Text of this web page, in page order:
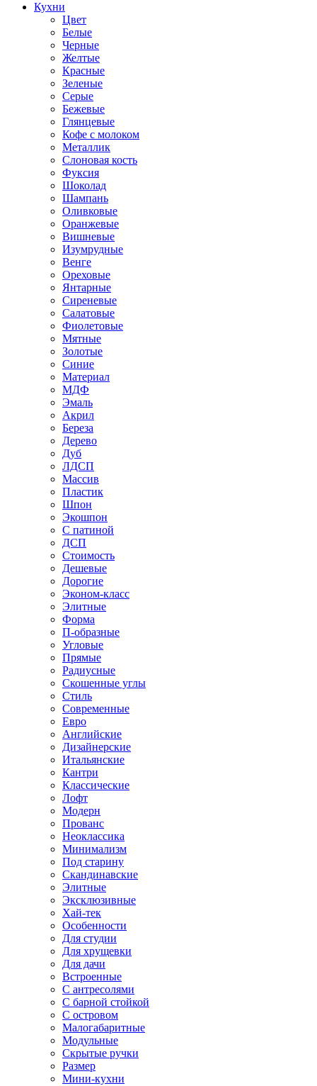
Кухни
Цвет
Белые
Черные
Желтые
Красные
Зеленые
Серые
Бежевые
Глянцевые
Кофе с молоком
Металлик
Слоновая кость
Фуксия
Шоколад
Шампань
Оливковые
Оранжевые
Вишневые
Изумрудные
Венге
Ореховые
Янтарные
Сиреневые
Салатовые
Фиолетовые
Мятные
Золотые
Синие
Материал
МДФ
Эмаль
Акрил
Береза
Дерево
Дуб
ЛДСП
Массив
Пластик
Шпон
Экошпон
С патиной
ДСП
Стоимость
Дешевые
Дорогие
Эконом-класс
Элитные
Форма
П-образные
Угловые
Прямые
Радиусные
Скошенные углы
Стиль
Современные
Евро
Английские
Дизайнерские
Итальянские
Кантри
Классические
Лофт
Модерн
Прованс
Неоклассика
Минимализм
Под старину
Скандинавские
Элитные
Эксклюзивные
Хай-тек
Особенности
Для студии
Для хрущевки
Для дачи
Встроенные
С антресолями
С барной стойкой
С островом
Малогабаритные
Модульные
Скрытые ручки
Размер
Мини-кухни